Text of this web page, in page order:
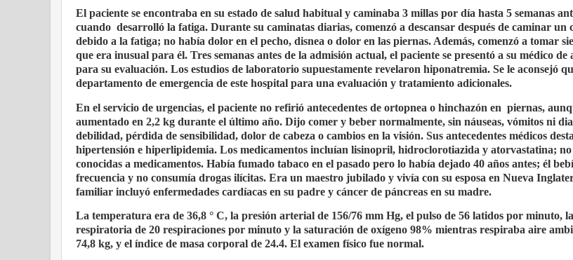
El paciente se encontraba en su estado de salud habitual y caminaba 3 millas por día hasta 5 semanas
cuando desarrolló la fatiga. Durante su caminatas diarias, comenzó a descansar después de caminar un
debido a la fatiga; no había dolor en el pecho, disnea o dolor en las piernas. Además, comenzó a tomar
que era inusual para él. Tres semanas antes de la admisión actual, el paciente se presentó a su médico
para su evaluación. Los estudios de laboratorio supuestamente revelaron hiponatremia. Se le aconsejó
departamento de emergencia de este hospital para una evaluación y tratamiento adicionales.
En el servicio de urgencias, el paciente no refirió antecedentes de ortopnea o hinchazón en piernas,
aumentado en 2,2 kg durante el último año. Dijo comer y beber normalmente, sin náuseas, vómitos ni
debilidad, pérdida de sensibilidad, dolor de cabeza o cambios en la visión. Sus antecedentes médicos
hipertensión e hiperlipidemia. Los medicamentos incluían lisinopril, hidroclorotiazida y atorvastatina;
conocidas a medicamentos. Había fumado tabaco en el pasado pero lo había dejado 40 años antes; él
frecuencia y no consumía drogas ilícitas. Era un maestro jubilado y vivía con su esposa en Nueva
familiar incluyó enfermedades cardíacas en su padre y cáncer de páncreas en su madre.
La temperatura era de 36,8 ° C, la presión arterial de 156/76 mm Hg, el pulso de 56 latidos por minuto,
respiratoria de 20 respiraciones por minuto y la saturación de oxígeno 98% mientras respiraba aire
74,8 kg, y el índice de masa corporal de 24.4. El examen físico fue normal.